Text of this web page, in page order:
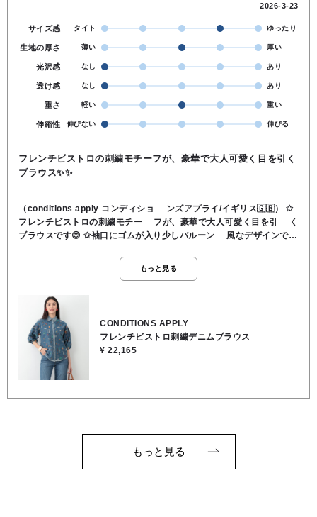
2026-3-23
サイズ感 タイト ゆったり
生地の厚さ 薄い 厚い
光沢感 なし あり
透け感 なし あり
重さ 軽い 重い
伸縮性 伸びない 伸びる
フレンチビストロの刺繍モチーフが、豪華で大人可愛く目を引く
ブラウス✨✨
（conditions apply コンディショ ンズアプライ/イギリス🇬🇧） ✩
フレンチビストロの刺繍モチー フが、豪華で大人可愛く目を引 く
ブラウスです😊 ✩袖口にゴムが入り少しバルーン 風なデザインで、
ブになり、着て頂いた方の肩ラ インにキレイに肩が馴染み着 て頂
けます😌 ✩裾にはフリンジが付いて丸みの ある形になり、丈感も中
😄 ✩衿と前立てが薄いブルーにな り、釦がくるみ釦でポイントに
もっと見る
CONDITIONS APPLY
フレンチビストロ刺繍デニムブラウス
¥ 22,165
もっと見る